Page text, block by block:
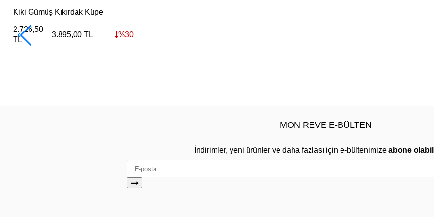
Kiki Gümüş Kıkırdak Küpe
2.726,50
TL
3.895,00TL %30
MON REVE E-BÜLTEN
İndirimler, yeni ürünler ve daha fazlası için e-bültenimize abone